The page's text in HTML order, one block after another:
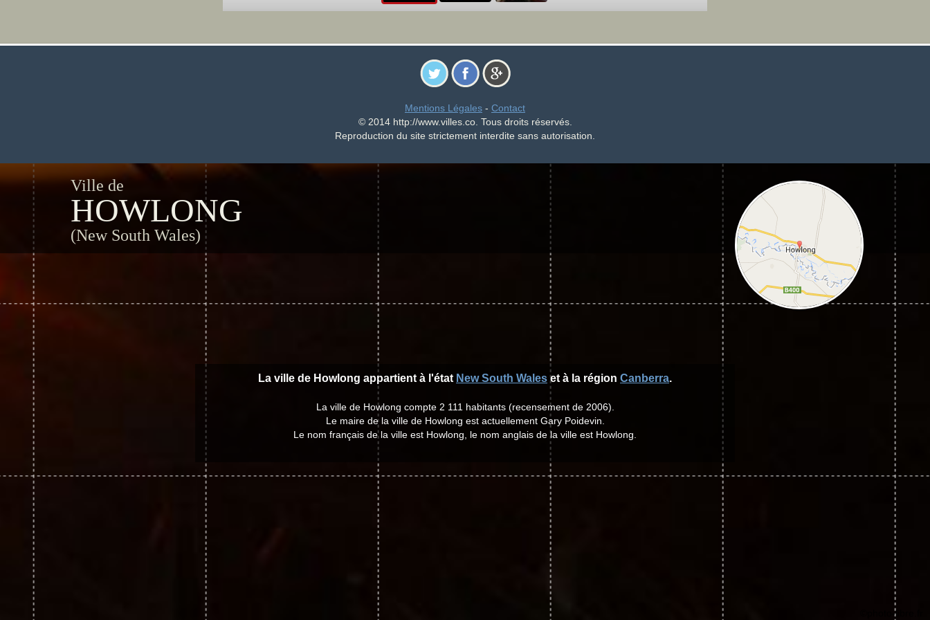
Mentions Légales - Contact
© 2014 http://www.villes.co. Tous droits réservés.
Reproduction du site strictement interdite sans autorisation.
Ville de
HOWLONG
(New South Wales)
La ville de Howlong appartient à l'état New South Wales et à la région Canberra.
La ville de Howlong compte 2 111 habitants (recensement de 2006).
Le maire de la ville de Howlong est actuellement Gary Poidevin.
Le nom français de la ville est Howlong, le nom anglais de la ville est Howlong.
©photo-libre.fr